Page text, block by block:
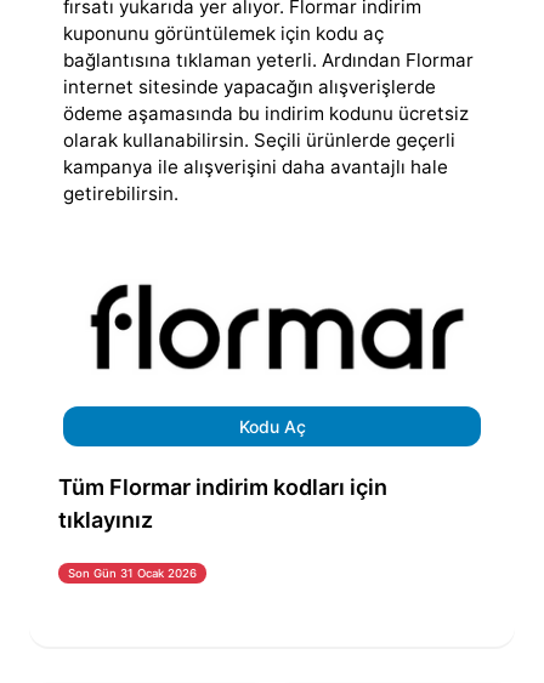
fırsatı yukarıda yer alıyor. Flormar indirim
kuponunu görüntülemek için kodu aç
bağlantısına tıklaman yeterli. Ardından Flormar
internet sitesinde yapacağın alışverişlerde
ödeme aşamasında bu indirim kodunu ücretsiz
olarak kullanabilirsin. Seçili ürünlerde geçerli
kampanya ile alışverişini daha avantajlı hale
getirebilirsin.
Kodu Aç
Tüm Flormar indirim kodları için
tıklayınız
Son Gün 31 Ocak 2026